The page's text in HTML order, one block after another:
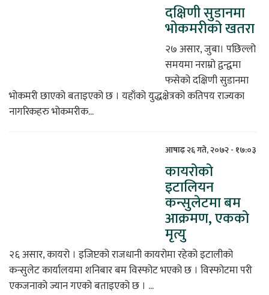
दक्षिणी सुडानमा
भोकमरीको खतरा
२७ असार, जुबा। पछिल्लो
समयमा नराम्रो द्वन्द्वमा
फसेको दक्षिणी सुडानमा
भोकमरी छाएको बताइएको छ । यहाँको युद्धक्षेत्रको कतिपय राज्यका
नागरिकहरु भोकमरीक...
आषाढ़ २६ गते, २०७२ - १७:०३
कायरोको
इटालियन
कन्सुलेटमा बम
आक्रमण, एकको
मृत्यु
२६ असार, कायरो । इजिप्टको राजधानी कायरोमा रहेको इटालीको
कन्सुलेट कार्यालयमा शनिबार बम विस्फोट भएको छ । विस्फोटमा परी
एकजनाको ज्यान गएको बताइएको छ । ...